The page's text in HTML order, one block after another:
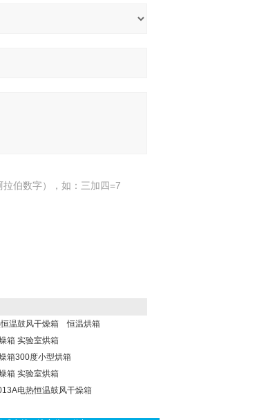
伯数字），如：三加四=7
温鼓风干燥箱 恒温烘箱
箱 实验室烘箱
箱300度小型烘箱
箱 实验室烘箱
电热恒温鼓风干燥箱